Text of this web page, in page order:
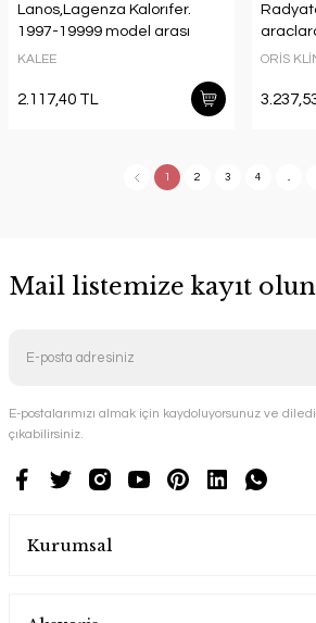
Lanos,Lagenza Kalorıfer.
1997-19999 model arası
araclarda uyumludur. orjınal
KALEE
2.117,40 TL
ORİS
1 2 3 4
Mail listemize kayıt olun
E-postalarımızı almak için kaydoluyorsunuz ve
çıkabilirsiniz.
Kurumsal